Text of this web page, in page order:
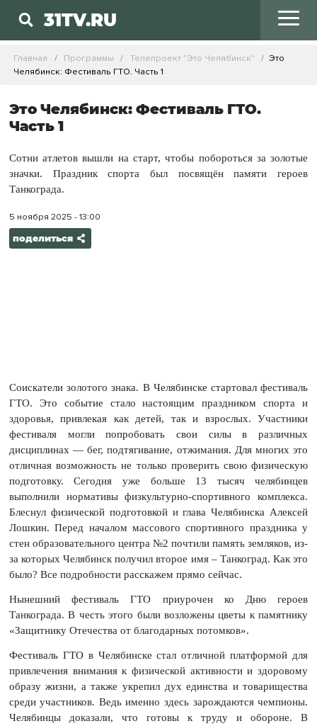
31TV.RU
Главная Программы Телепроект "Это Челябинск"
Это
Челябинск: Фестиваль ГТО. Часть 1
Это Челябинск: Фестиваль ГТО.
Часть 1
Сотни атлетов вышли на старт, чтобы побороться за золотые
значки. Праздник спорта был посвящён памяти героев
Танкограда.
5 ноября 2025 - 13:00
поделиться
Соискатели золотого знака. В Челябинске стартовал фестиваль
ГТО. Это событие стало настоящим праздником спорта и
здоровья, привлекая как детей, так и взрослых. Участники
фестиваля могли попробовать свои силы в различных
дисциплинах — бег, подтягивание, отжимания. Для многих это
отличная возможность не только проверить свою физическую
подготовку. Сегодня уже больше 13 тысяч челябинцев
выполнили нормативы физкультурно-спортивного комплекса.
Блеснул физической подготовкой и глава Челябинска Алексей
Лошкин. Перед началом массового спортивного праздника у
стен образовательного центра №2 почтили память земляков, из-
за которых Челябинск получил второе имя – Танкоград. Как это
было? Все подробности расскажем прямо сейчас.
Нынешний фестиваль ГТО приурочен ко Дню героев
Танкограда. В честь этого были возложены цветы к памятнику
«Защитнику Отечества от благодарных потомков».
Фестиваль ГТО в Челябинске стал отличной платформой для
привлечения внимания к физической активности и здоровому
образу жизни, а также укрепил дух единства и товарищества
среди участников. Ведь именно здесь зарождаются чемпионы.
Челябинцы доказали, что готовы к труду и обороне. В